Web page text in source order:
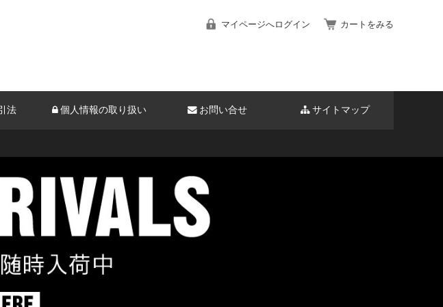
マイページへログイン カートをみる
法 個人情報の取り扱い お問い合せ サイトマップ